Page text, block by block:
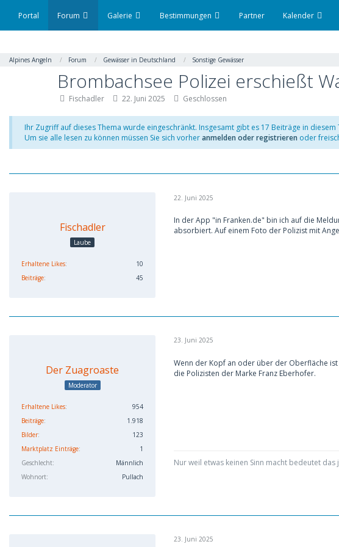
Portal Forum Galerie Bestimmungen Partner Kalender
Alpines Angeln Forum Gewässer in Deutschland Sonstige Gewässer
Brombachsee Polizei erschießt
Fischadler 22. Juni 2025 Geschlossen
Ihr Zugriff auf dieses Thema wurde eingeschränkt. Insgesamt gibt es 17 Beiträge in diesem
Um sie alle lesen zu können müssen Sie sich vorheranmelden oder registrieren oder
Fischadler
Laube
Erhaltene Likes
10
Beiträge
45
22. Juni 2025
In der App "in Franken.de" bin ich auf die
absorbiert. Auf einem Foto der Polizist mit
Der Zuagroaste
Moderator
Erhaltene Likes
954
Beiträge
1.918
Bilder
123
Marktplatz Einträge
1
Geschlecht
Männlich
Wohnort
Pullach
23. Juni 2025
Wenn der Kopf an oder über der Oberfläche
die Polizisten der Marke Franz Eberhofer.
Nur weil etwas keinen Sinn macht bedeutet
23. Juni 2025